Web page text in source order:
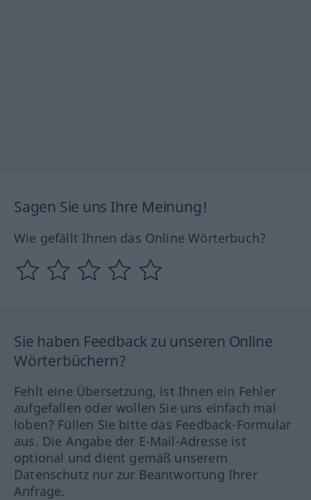
Sagen Sie uns Ihre Meinung!
Wie gefällt Ihnen das Online Wörterbuch?
Sie haben Feedback zu unseren Online
Wörterbüchern?
Fehlt eine Übersetzung, ist Ihnen ein Fehler
aufgefallen oder wollen Sie uns einfach mal
loben? Füllen Sie bitte das Feedback-Formular
aus. Die Angabe der E-Mail-Adresse ist
optional und dient gemäß unserem
Datenschutz nur zur Beantwortung Ihrer
Anfrage.